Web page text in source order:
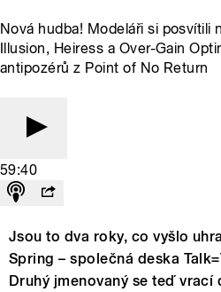
Nová hudba! Modeláři si posvítili
Illusion, Heiress a Over-Gain
antipozérů z Point of No Return
59:40
Jsou to dva roky, co vyšlo
Spring – společná deska
Druhý jmenovaný se teď